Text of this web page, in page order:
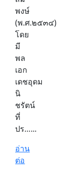
พงษ์
(พ.ศ.๒๕๓๔)
โดย
มี
พล
เอก
เดชอุดม
นิ
ชรัตน์
ที่
ปร…...
อ่าน
ต่อ